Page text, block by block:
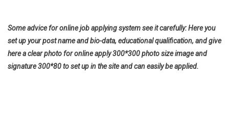
Some advice for online job applying system see it carefully: Here you
set up your post name and bio-data, educational qualification, and give
here a clear photo for online apply 300*300 photo size image and
signature 300*80 to set up in the site and can easily be applied.